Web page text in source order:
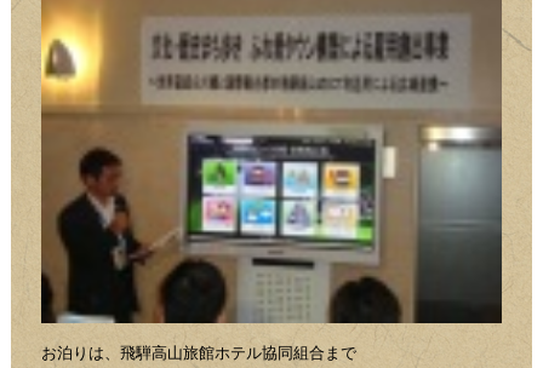
お泊りは、飛騨高山旅館ホテル協同組合まで